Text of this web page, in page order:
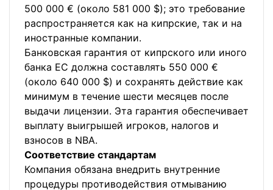
500 000 € (около 581 000 $); это требование
распространяется как на кипрские, так и на
иностранные компании.
Банковская гарантия от кипрского или иного
банка ЕС должна составлять 550 000 €
(около 640 000 $) и сохранять действие как
минимум в течение шести месяцев после
выдачи лицензии. Эта гарантия обеспечивает
выплату выигрышей игроков, налогов и
взносов в NBA.
Соответствие стандартам
Компания обязана внедрить внутренние
процедуры противодействия отмыванию